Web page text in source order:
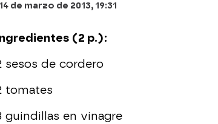
14 de marzo de 2013, 19:31
(2 p.):
sesos de cordero
tomates
guindillas en vinagre